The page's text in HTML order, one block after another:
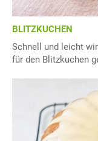
BLITZKUCHEN
Schnell und leicht
für den Blitzkuchen